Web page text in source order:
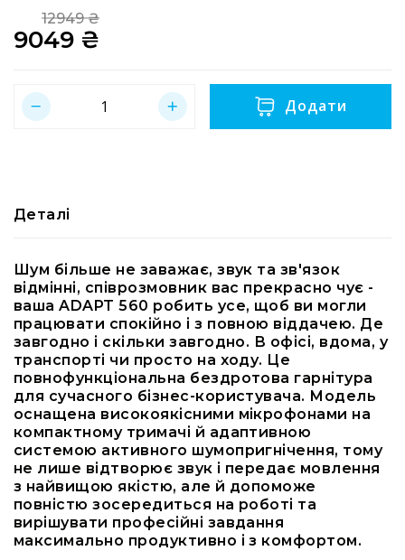
комплектуючі
Антени
RF
кабелі
RF
роз'їєми
Тайм-
коди
Генератори
тайм-
кодів
Приймачі
та
передавачі
Дисплеї
Аксесуари
9049 ₴
Regular
Price
12949 ₴
Додати
Деталі
Шум більше не заважає, звук та зв'язок
відмінні, співрозмовник вас прекрасно чує -
ваша ADAPT 560 робить усе, щоб ви могли
працювати спокійно і з повною віддачею. Де
завгодно і скільки завгодно. В офісі, вдома, у
транспорті чи просто на ходу. Це
повнофункціональна бездротова гарнітура
для сучасного бізнес-користувача. Модель
оснащена високоякісними мікрофонами на
компактному тримачі й адаптивною
системою активного шумопригнічення, тому
не лише відтворює звук і передає мовлення
з найвищою якістю, але й допоможе
повністю зосередиться на роботі та
вирішувати професійні завдання
максимально продуктивно і з комфортом.